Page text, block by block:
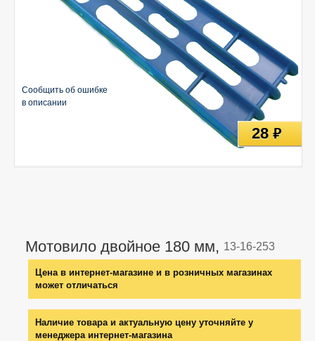
Мотовило двойное 180 мм, 13-16-253
Цена в интернет-магазине и в розничных магазинах
может отличаться
Наличие товара и актуальную цену уточняйте у
менеджера интернет-магазина
Сообщить об ошибке
в описании
28руб